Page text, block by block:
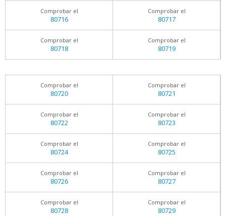
Comprobar el
80716
Comprobar el
80717
Comprobar el
80718
Comprobar el
80719
Comprobar el
80720
Comprobar el
80721
Comprobar el
80722
Comprobar el
80723
Comprobar el
80724
Comprobar el
80725
Comprobar el
80726
Comprobar el
80727
Comprobar el
80728
Comprobar el
80729